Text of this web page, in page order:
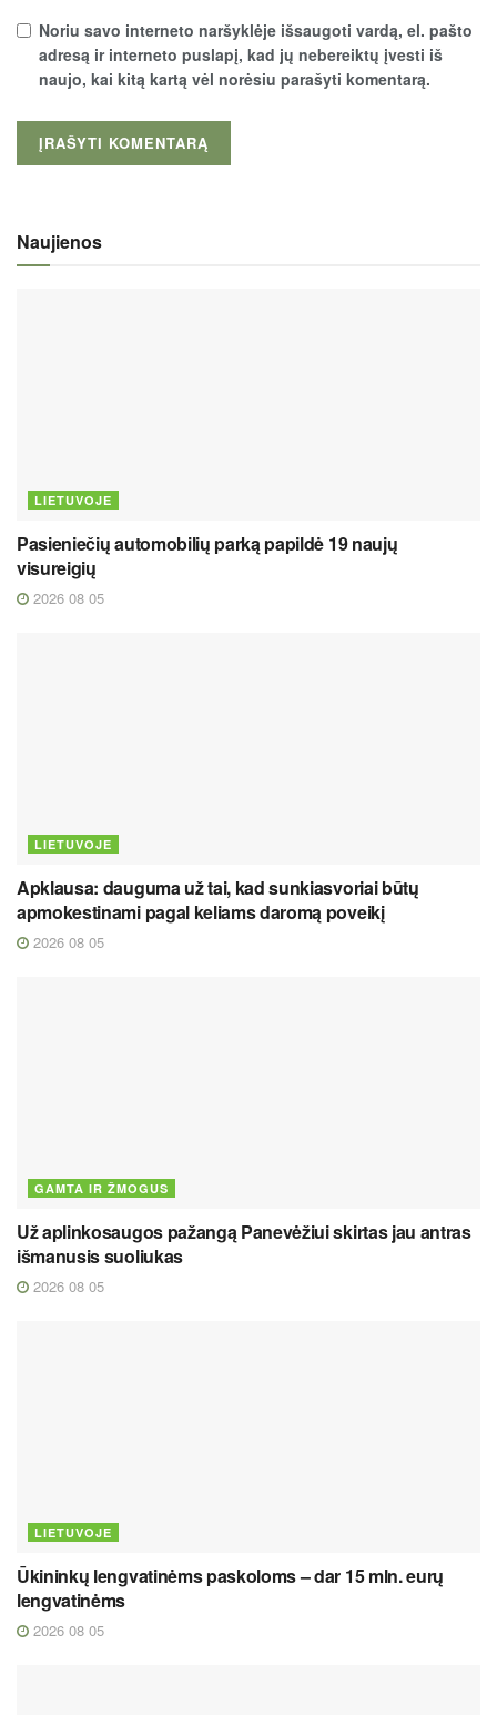
Noriu savo interneto naršyklėje išsaugoti vardą, el. pašto
adresą ir interneto puslapį, kad jų nebereiktų įvesti iš
naujo, kai kitą kartą vėl norėsiu parašyti komentarą.
Naujienos
LIETUVOJE
Pasieniečių automobilių parką papildė 19 naujų
visureigių
2026 08 05
LIETUVOJE
Apklausa: dauguma už tai, kad sunkiasvoriai būtų
apmokestinami pagal keliams daromą poveikį
2026 08 05
GAMTA IR ŽMOGUS
Už aplinkosaugos pažangą Panevėžiui skirtas jau antras
išmanusis suoliukas
2026 08 05
LIETUVOJE
Ūkininkų lengvatinėms paskoloms – dar 15 mln. eurų
lengvatinėms
2026 08 05